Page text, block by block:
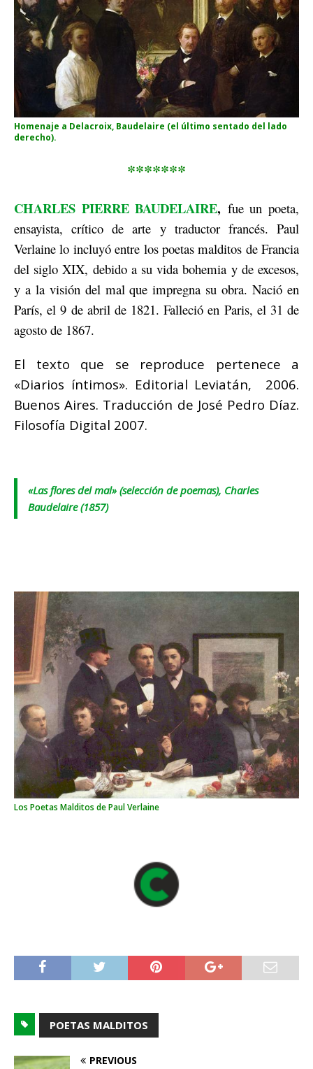
Homenaje a Delacroix, Baudelaire (el último sentado del lado
derecho).
*******
CHARLES PIERRE BAUDELAIRE, fue un poeta,
ensayista, crítico de arte y traductor francés. Paul
Verlaine lo incluyó entre los poetas malditos de Francia
del siglo XIX, debido a su vida bohemia y de excesos,
y a la visión del mal que impregna su obra. Nació en
París, el 9 de abril de 1821. Falleció en Paris, el 31 de
agosto de 1867.
El texto que se reproduce pertenece a
«Diarios íntimos». Editorial Leviatán, 2006.
Buenos Aires. Traducción de José Pedro Díaz.
Filosofía Digital 2007.
«Las flores del mal» (selección de poemas), Charles
Baudelaire (1857)
Los Poetas Malditos de Paul Verlaine
POETAS MALDITOS
PREVIOUS